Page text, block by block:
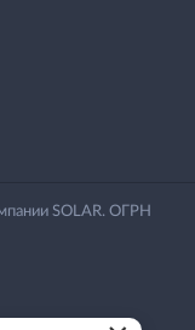
SOLAR. ОГРН